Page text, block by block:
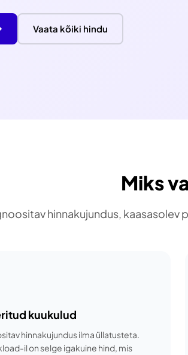
Vaata kõiki hindu
Miks
hinnakujundus, kaasasolev
kuukulud
hinnakujundus ilma üllatusteta.
il on selge igakuine hind, mis